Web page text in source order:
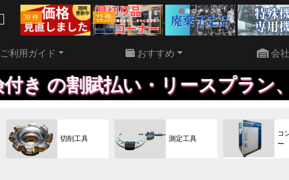
39 件 22 件
ご利用ガイド おすすめ 会
ースプラン、※尚、法人の
切削工具 測定工具
コ
ー